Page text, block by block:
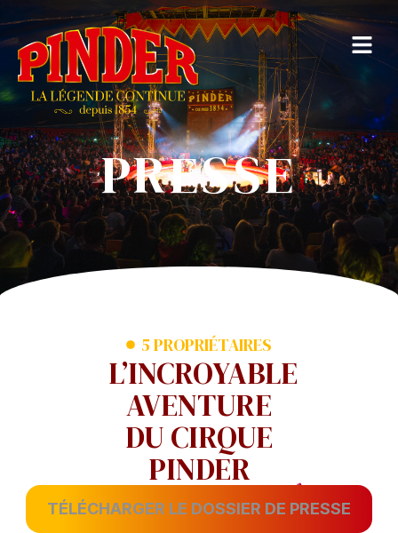
PRESSE
5 PROPRIÉTAIRES
L’INCROYABLE
AVENTURE
DU CIRQUE
PINDER
TÉLÉCHARGER LE DOSSIER DE PRESSE